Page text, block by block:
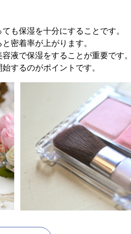
も保湿を十分にすることです。
密着率が上がります。
液で保湿をすることが重要です
するのがポイントです。